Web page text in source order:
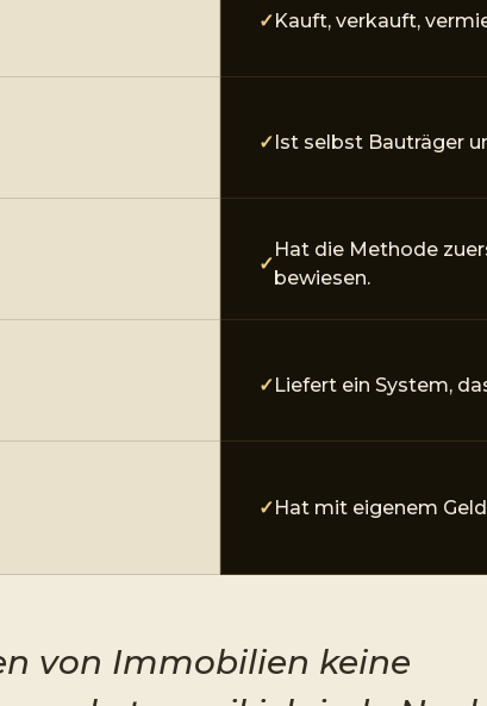
Kauft, verkauft,
Ist selbst Bauträger
Hat die Methode
bewiesen.
Liefert ein System,
Hat mit eigenem
von Immobilien keine